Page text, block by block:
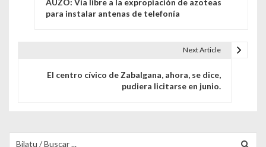
AUZO: Vía libre a la expropiación de azoteas
para instalar antenas de telefonía
Next Article
El centro cívico de Zabalgana, ahora, se dice,
pudiera licitarse en junio.